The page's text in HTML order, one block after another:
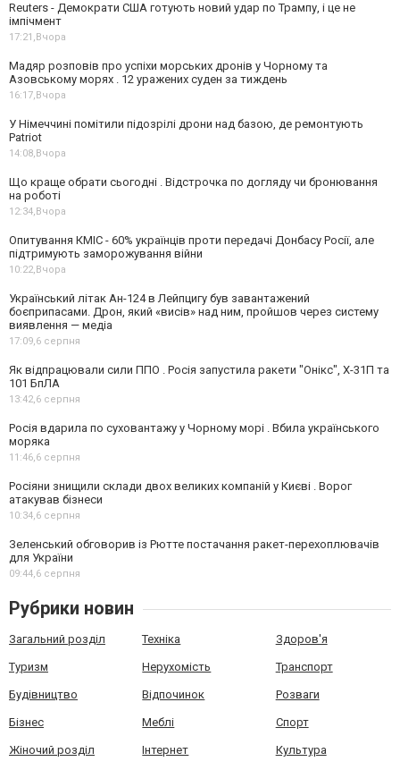
Reuters - Демократи США готують новий удар по Трампу, і це не
імпічмент
17:21,Вчора
Мадяр розповів про успіхи морських дронів у Чорному та
Азовському морях . 12 уражених суден за тиждень
16:17,Вчора
У Німеччині помітили підозрілі дрони над базою, де ремонтують
Patriot
14:08,Вчора
Що краще обрати сьогодні . Відстрочка по догляду чи бронювання
на роботі
12:34,Вчора
Опитування КМІС - 60% українців проти передачі Донбасу Росії, але
підтримують заморожування війни
10:22,Вчора
Український літак Ан-124 в Лейпцигу був завантажений
боєприпасами. Дрон, який «висів» над ним, пройшов через систему
виявлення — медіа
17:09,6 серпня
Як відпрацювали сили ППО . Росія запустила ракети "Онікс", Х-31П та
101 БпЛА
13:42,6 серпня
Росія вдарила по суховантажу у Чорному морі . Вбила українського
моряка
11:46,6 серпня
Росіяни знищили склади двох великих компаній у Києві . Ворог
атакував бізнеси
10:34,6 серпня
Зеленський обговорив із Рютте постачання ракет-перехоплювачів
для України
09:44,6 серпня
Рубрики новин
Загальний розділ Техніка Здоров'я
Туризм Нерухомість Транспорт
Будівництво Відпочинок Розваги
Бізнес Меблі Спорт
Жіночий розділ Інтернет Культура